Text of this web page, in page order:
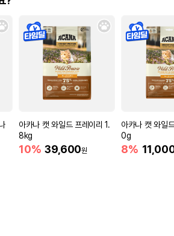
아카나 캣 와일드 프레이리 1.
8kg
10% 39,600원
아카나 캣 와일
0g
8%